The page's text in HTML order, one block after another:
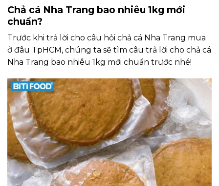
Chả cá Nha Trang bao nhiêu 1kg mới
chuẩn?
Trước khi trả lời cho câu hỏi chả cá Nha Trang mua
ở đâu TpHCM, chúng ta sẽ tìm câu trả lời cho chả cá
Nha Trang bao nhiêu 1kg mới chuẩn trước nhé!